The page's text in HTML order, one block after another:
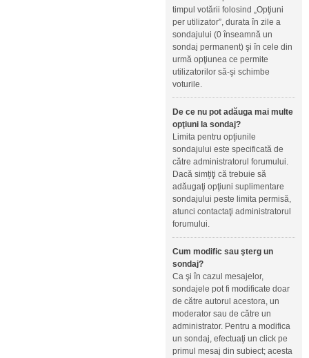
timpul votării folosind „Opţiuni
per utilizator”, durata în zile a
sondajului (0 înseamnă un
sondaj permanent) şi în cele din
urmă opţiunea ce permite
utilizatorilor să-şi schimbe
voturile.
De ce nu pot adăuga mai multe
opţiuni la sondaj?
Limita pentru opţiunile
sondajului este specificată de
către administratorul forumului.
Dacă simțiţi că trebuie să
adăugaţi opţiuni suplimentare
sondajului peste limita permisă,
atunci contactaţi administratorul
forumului.
Cum modific sau şterg un
sondaj?
Ca şi în cazul mesajelor,
sondajele pot fi modificate doar
de către autorul acestora, un
moderator sau de către un
administrator. Pentru a modifica
un sondaj, efectuaţi un click pe
primul mesaj din subiect; acesta